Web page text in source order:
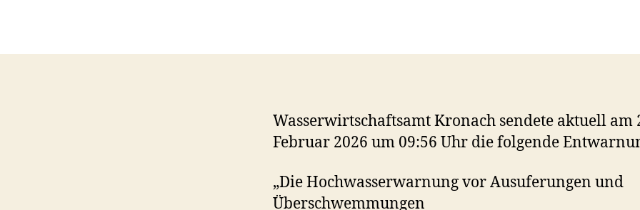
Wasserwirtschaftsamt Kronach sendete aktuell am
Februar 2026 um 09:56 Uhr die folgende
„Die Hochwasserwarnung vor Ausuferungen und
Überschwemmungen